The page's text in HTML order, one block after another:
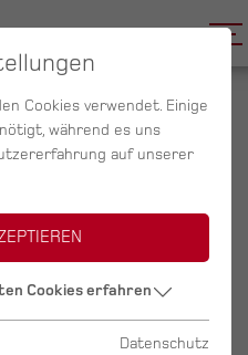
Cookies verwendet. Einige
während es uns
auf unserer
Cookies erfahren
Datenschutz